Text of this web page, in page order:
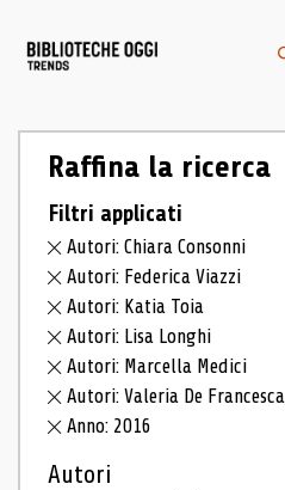
Raffina la ricerca
Filtri applicati
Autori: Chiara Consonni
Autori: Federica Viazzi
Autori: Katia Toia
Autori: Lisa Longhi
Autori: Marcella Medici
Autori: Valeria De Francesca
Anno: 2016
Autori